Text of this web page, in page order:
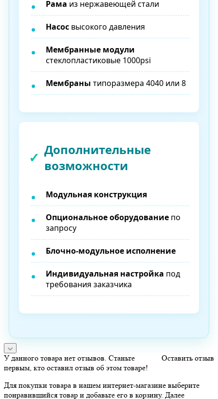
Рама из нержавеющей стали
Насос высокого давления
Мембранные модули
стеклопластиковые 1000psi
Мембраны типоразмера 4040 или 8
Дополнительные
возможности
Модульная конструкция
Опциональное оборудование по
запросу
Блочно-модульное исполнение
Индивидуальная настройка под
требования заказчика
Оставить отзыв
У данного товара нет отзывов. Станьте
первым, кто оставил отзыв об этом товаре!
Для покупки товара в нашем интернет-магазине выберите
понравившийся товар и добавьте его в корзину. Далее